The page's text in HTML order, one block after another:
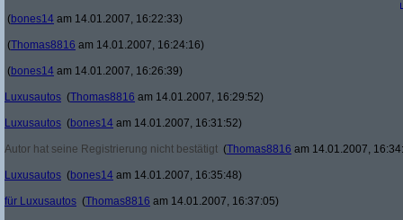
(bones14 am 14.01.2007, 16:22:33)
(Thomas8816 am 14.01.2007, 16:24:16)
(bones14 am 14.01.2007, 16:26:39)
Luxusautos (Thomas8816 am 14.01.2007, 16:29:52)
Luxusautos (bones14 am 14.01.2007, 16:31:52)
Autor hat seine Registrierung nicht bestätigt (Thomas8816 am 14.01.2007,
Luxusautos (bones14 am 14.01.2007, 16:35:48)
für Luxusautos (Thomas8816 am 14.01.2007, 16:37:05)